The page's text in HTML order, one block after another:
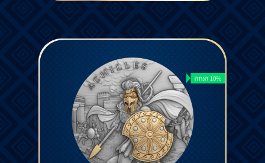
10% הנחה